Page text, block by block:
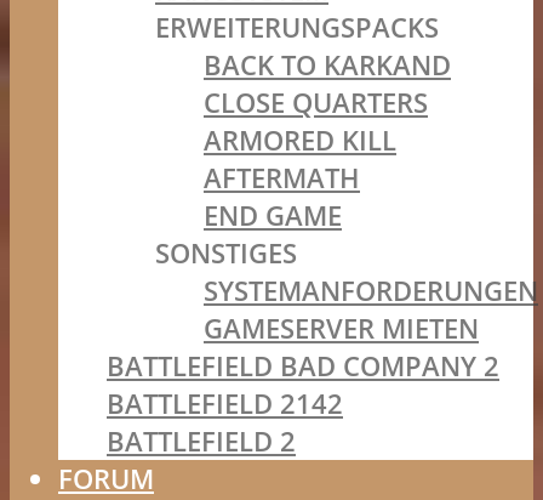
ERWEITERUNGSPACKS
BACK TO KARKAND
CLOSE QUARTERS
ARMORED KILL
AFTERMATH
END GAME
SONSTIGES
SYSTEMANFORDERUNGEN
GAMESERVER MIETEN
BATTLEFIELD BAD COMPANY 2
BATTLEFIELD 2142
BATTLEFIELD 2
FORUM